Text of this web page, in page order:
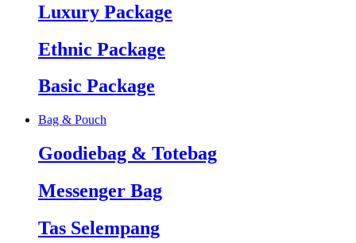
Luxury Package
Ethnic Package
Basic Package
Bag & Pouch
Goodiebag & Totebag
Messenger Bag
Tas Selempang